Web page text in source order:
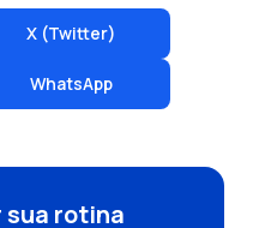
X (Twitter)
WhatsApp
rotina